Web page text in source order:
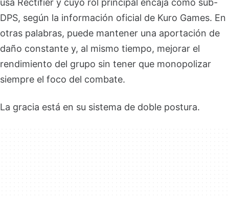
usa Rectifier y cuyo rol principal encaja como sub-
DPS, según la información oficial de Kuro Games. En
otras palabras, puede mantener una aportación de
daño constante y, al mismo tiempo, mejorar el
rendimiento del grupo sin tener que monopolizar
siempre el foco del combate.
La gracia está en su sistema de doble postura.